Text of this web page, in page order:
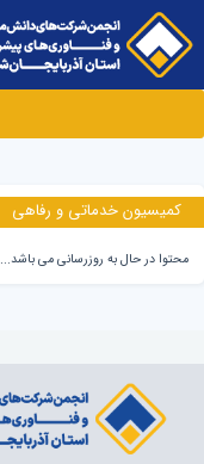
کمیسیون خدماتی و رفاهی
محتوا در حال به روزرسانی می باشد...